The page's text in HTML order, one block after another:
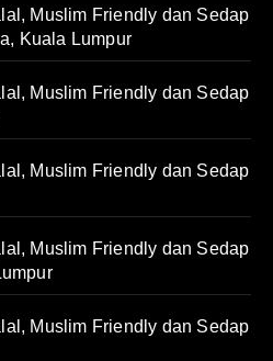
Muslim Friendly dan Sedap
Kuala Lumpur
Muslim Friendly dan Sedap
Muslim Friendly dan Sedap
Muslim Friendly dan Sedap
Muslim Friendly dan Sedap